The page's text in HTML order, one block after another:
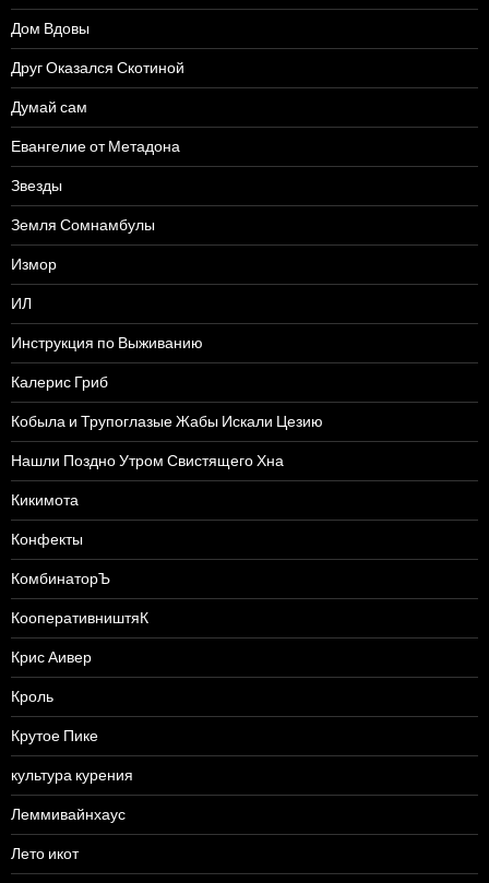
Дом Вдовы
Друг Оказался Скотиной
Думай сам
Евангелие от Метадона
Звезды
Земля Сомнамбулы
Измор
ИЛ
Инструкция по Выживанию
Калерис Гриб
Кобыла и Трупоглазые Жабы Искали Цезию
Нашли Поздно Утром Свистящего Хна
Кикимота
Конфекты
КомбинаторЪ
КооперативништяК
Крис Аивер
Кроль
Крутое Пике
культура курения
Леммивайнхаус
Лето икот